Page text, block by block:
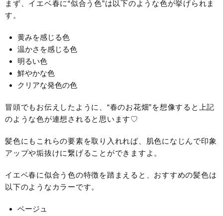
まず、イエベ春に“似合う色”は以下のような色が挙げられま
す。
黄みを感じる色
温かさを感じる色
明るい色
鮮やかな色
クリアな発色の色
冒頭でもお伝えしたように、“春のお花畑”を想像すると上記
のような色が連想されると思います♡
髪色にもこれらの要素を取り入れれば、肌色になじんで印象
アップや垢抜けに繋げることができますよ。
イエベ春に似合う色の特徴を踏まえると、おすすめの髪色は
以下のようなカラーです。
ベージュ